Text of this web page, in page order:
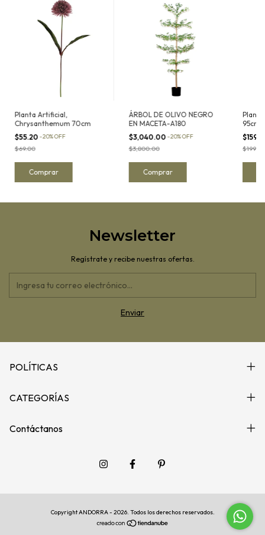
Planta Artificial,
Chrysanthemum 70cm
$55.20 -20%OFF
$69.00
ÁRBOL DE OLIVO NEGRO
EN MACETA-A180
$3,040.00 -20%OFF
$3,800.00
95cm
$199.00
Newsletter
Regístrate y recibe nuestras ofertas.
POLÍTICAS
CATEGORÍAS
Contáctanos
Copyright ANDORRA - 2026. Todos los derechos reservados.